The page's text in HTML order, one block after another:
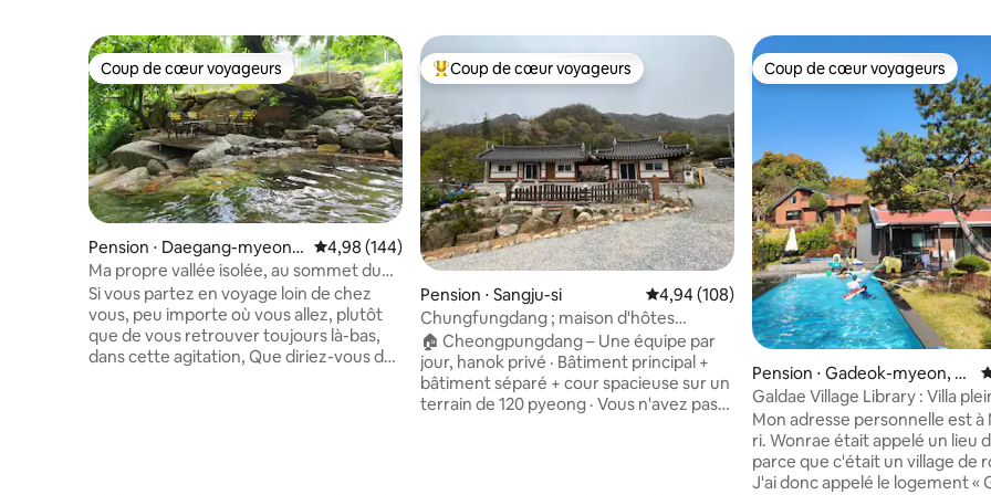
Coup de cœur voyageurs
Coup de cœur voyageurs
Pension ⋅ Daegang-myeon,
Danyang-gun
Évaluation moyenne sur la base de 144 commentaires : 4,98 sur 5
4,98 (144)
Ma propre vallée isolée, au sommet du
cours d'eau glacé, À l'ombre des arbres
toute la journée Juste à côté de
l'hébergement Fin des vacances d'été ~
Si vous partez en voyage loin de chez
vous, peu importe où vous allez, plutôt
que de vous retrouver toujours là-bas,
dans cette agitation, Que diriez-vous de
Coups de cœur voyageurs les plus appréciés
Coup de cœur voyageurs
Pension ⋅ Sangju-si Évaluation moyenne sur la base de 108
4,94 (108)
Chungfungdang ; maison d'hôtes
hanok/avec chien/maison
privée/réunion de famille
🏠 Cheongpungdang – Une équipe par
jour, hanok privé · Bâtiment principal +
bâtiment séparé + cour spacieuse sur un
terrain de 120 pyeong · Vous n'avez pas
Coup de cœur voyageurs
Coup de cœur voyageurs
Pension ⋅ Gadeok-myeon, C
heongwon-gun
Galdae Village Library : Villa
campagne. Grande piscine
et spa. Maison privée avec un
Mon adresse personnelle est à
ri. Wonrae était appelé un lieu de travail
parce que c'était un village de
J'ai donc appelé le logement «